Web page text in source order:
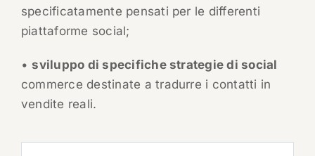
specificatamente pensati per le differenti
piattaforme social;
• sviluppo di specifiche strategie di social
commerce destinate a tradurre i contatti in
vendite reali.